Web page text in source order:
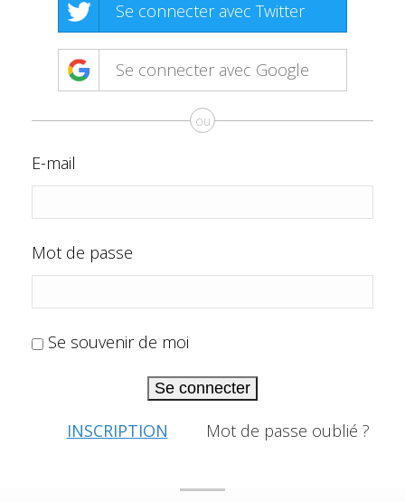
Se connecter avec Twitter
Se connecter avec Google
ou
E-mail
Mot de passe
Se souvenir de moi
Se connecter
INSCRIPTION Mot de passe oublié ?